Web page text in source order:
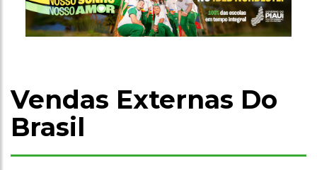
Vendas Externas Do
Brasil